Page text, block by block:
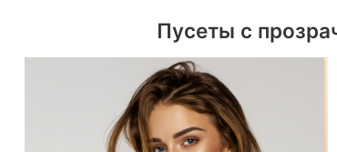
Пусеты с